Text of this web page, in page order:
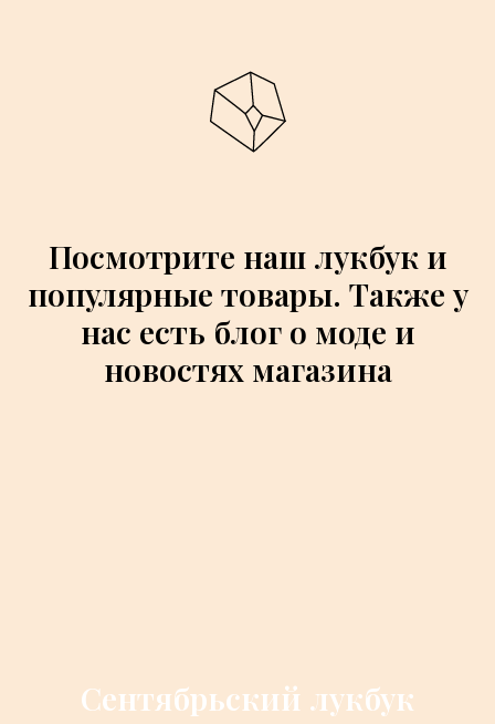
Посмотрите наш лукбук и
популярные товары. Также у
нас есть блог о моде и
новостях магазина
Сентябрьский лукбук